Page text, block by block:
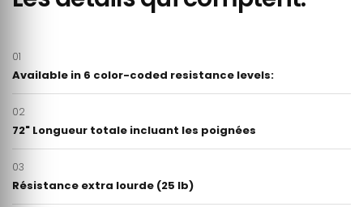
01
Available in 6 color-coded resistance levels:
02
72" Longueur totale incluant les poignées
03
Résistance extra lourde (25 lb)